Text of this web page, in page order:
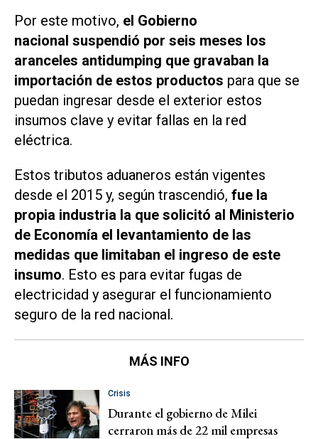
Por este motivo, el Gobierno
nacional suspendió por seis meses los
aranceles antidumping que gravaban la
importación de estos productos para que se
puedan ingresar desde el exterior estos
insumos clave y evitar fallas en la red
eléctrica.
Estos tributos aduaneros están vigentes
desde el 2015 y, según trascendió, fue la
propia industria la que solicitó al Ministerio
de Economía el levantamiento de las
medidas que limitaban el ingreso de este
insumo. Esto es para evitar fugas de
electricidad y asegurar el funcionamiento
seguro de la red nacional.
MÁS INFO
Crisis
Durante el gobierno de Milei
cerraron más de 22 mil empresas